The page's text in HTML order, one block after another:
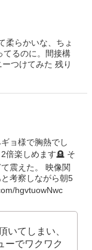
柔らかいな、ちょ
てるのに。間接構
つけてみた 残り
ョ様で胸熱でし
倍楽しめます🪦 そ
震えた。 映像関
考察しながら朝5
hgvtuowNwc
いてしまい、
ーでワクワク